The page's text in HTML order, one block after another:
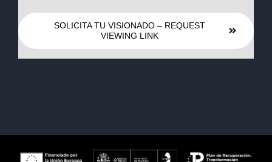
SOLICITA TU VISIONADO – REQUEST
VIEWING LINK